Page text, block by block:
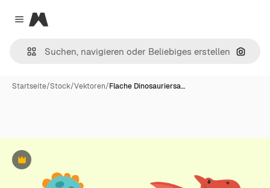
Close menu
Magnific
Nach
Startseite/Stock/Vektoren/Flache Dinosauriersa…
Premium